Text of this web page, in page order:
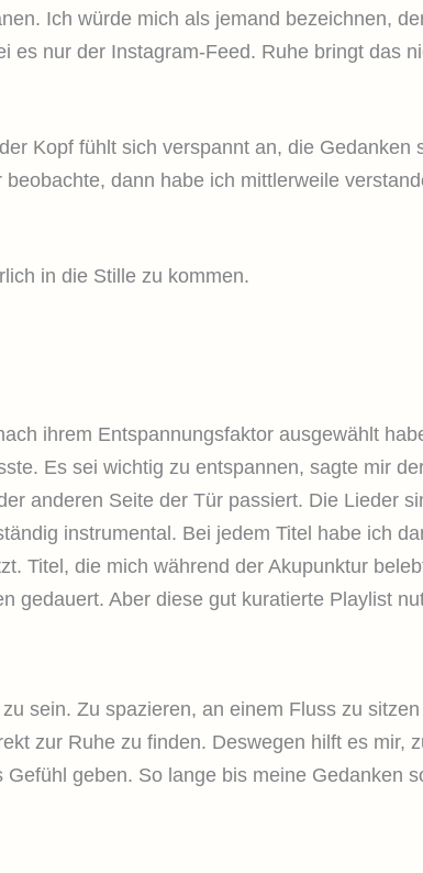
Ich würde mich als jemand bezeichnen,
es nur der Instagram-Feed. Ruhe bringt das
Kopf fühlt sich verspannt an, die Gedanken
dann habe ich mittlerweile
in die Stille zu kommen.
ihrem Entspannungsfaktor ausgewählt
Es sei wichtig zu entspannen, sagte mir
anderen Seite der Tür passiert. Die Lieder
instrumental. Bei jedem Titel habe ich
Titel, die mich während der Akupunktur
gedauert. Aber diese gut kuratierte Playlist
sein. Zu spazieren, an einem Fluss zu
zur Ruhe zu finden. Deswegen hilft es mir,
geben. So lange bis meine Gedanken